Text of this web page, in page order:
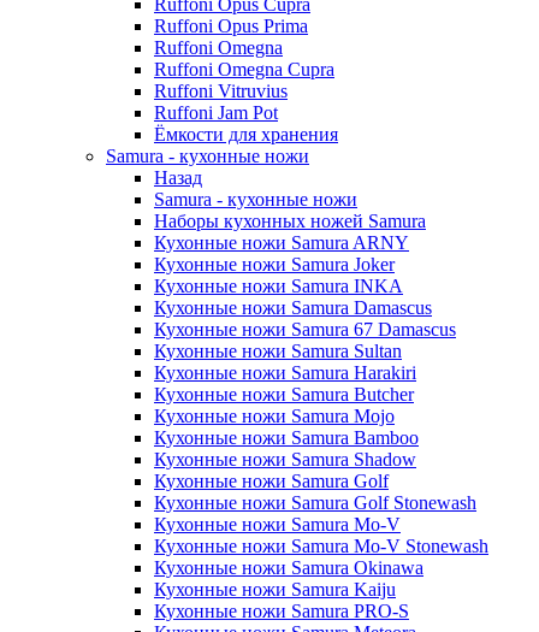
Ruffoni Opus Cupra
Ruffoni Opus Prima
Ruffoni Omegna
Ruffoni Omegna Cupra
Ruffoni Vitruvius
Ruffoni Jam Pot
Ёмкости для хранения
Samura - кухонные ножи
Назад
Samura - кухонные ножи
Наборы кухонных ножей Samura
Кухонные ножи Samura ARNY
Кухонные ножи Samura Joker
Кухонные ножи Samura INKA
Кухонные ножи Samura Damascus
Кухонные ножи Samura 67 Damascus
Кухонные ножи Samura Sultan
Кухонные ножи Samura Harakiri
Кухонные ножи Samura Butcher
Кухонные ножи Samura Mojo
Кухонные ножи Samura Bamboo
Кухонные ножи Samura Shadow
Кухонные ножи Samura Golf
Кухонные ножи Samura Golf Stonewash
Кухонные ножи Samura Mo-V
Кухонные ножи Samura Mo-V Stonewash
Кухонные ножи Samura Okinawa
Кухонные ножи Samura Kaiju
Кухонные ножи Samura PRO-S